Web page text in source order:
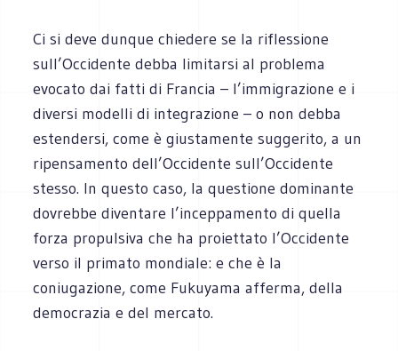
Ci si deve dunque chiedere se la riflessione
sull’Occidente debba limitarsi al problema
evocato dai fatti di Francia – l’immigrazione e i
diversi modelli di integrazione – o non debba
estendersi, come è giustamente suggerito, a un
ripensamento dell’Occidente sull’Occidente
stesso. In questo caso, la questione dominante
dovrebbe diventare l’inceppamento di quella
forza propulsiva che ha proiettato l’Occidente
verso il primato mondiale: e che è la
coniugazione, come Fukuyama afferma, della
democrazia e del mercato.